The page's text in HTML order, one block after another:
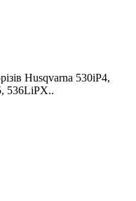
Husqvarna 530iP4,
536LiPX..